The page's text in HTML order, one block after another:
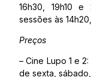
16h30, 19h10 e
sessões às
Preços
– Cine Lupo 1 e
de sexta,